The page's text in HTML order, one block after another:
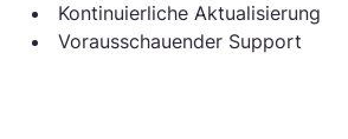
Kontinuierliche Aktualisierung
Vorausschauender Support